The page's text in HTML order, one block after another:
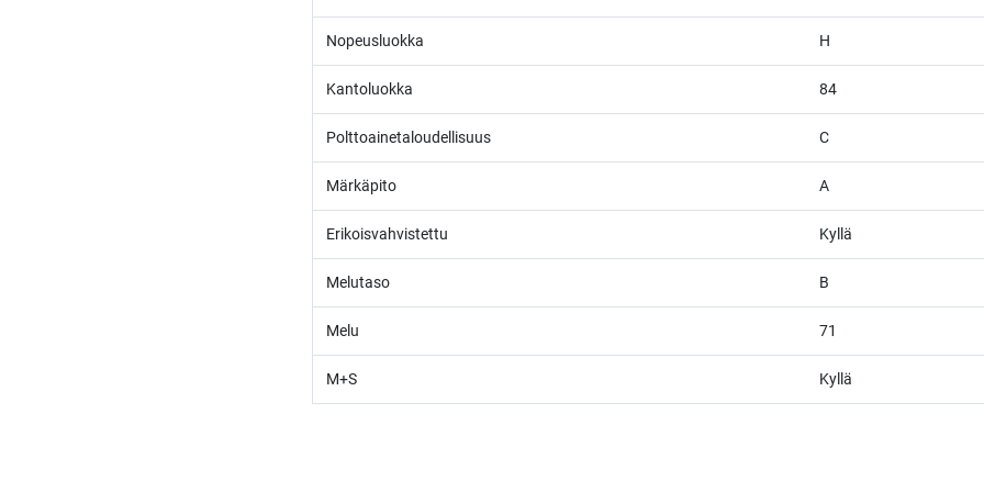
Nopeusluokka H
Kantoluokka 84
Polttoainetaloudellisuus C
Märkäpito A
Erikoisvahvistettu Kyllä
Melutaso B
Melu 71
M+S Kyllä